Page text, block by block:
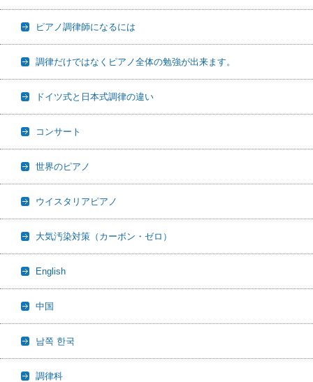
ピアノ調律師になるには
調律だけではなくピアノ全体の勉強が出来ます。
ドイツ式と日本式調律の違い
コンサート
世界のピアノ
ウイスタリアピアノ
大気汚染対策（カーボン・ゼロ）
English
中国
남쪽 한국
調律科